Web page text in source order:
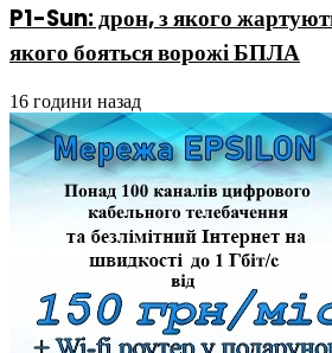
P1-Sun: дрон, з якого
якого бояться ворожі БПЛА
16 години назад